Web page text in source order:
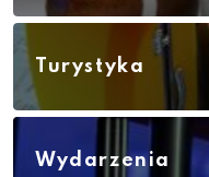
Turystyka
Wydarzenia